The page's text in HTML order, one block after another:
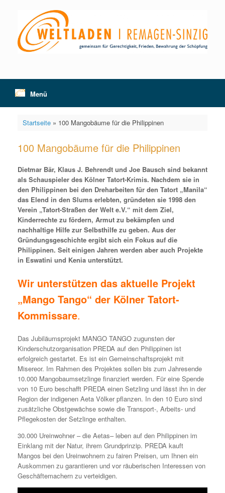
Menü
Startseite» 100 Mangobäume für die Philippinen
100 Mangobäume für die Philippinen
Dietmar Bär, Klaus J. Behrendt und Joe Bausch sind bekannt
als Schauspieler des Kölner Tatort-Krimis. Nachdem sie in
den Philippinen bei den Dreharbeiten für den Tatort „Manila“
das Elend in den Slums erlebten, gründeten sie 1998 den
Verein „Tatort-Straßen der Welt e.V.“ mit dem Ziel,
Kinderrechte zu fördern, Armut zu bekämpfen und
nachhaltige Hilfe zur Selbsthilfe zu geben. Aus der
Gründungsgeschichte ergibt sich ein Fokus auf die
Philippinen. Seit einigen Jahren werden aber auch Projekte
in Eswatini und Kenia unterstützt.
Wir unterstützen das aktuelle Projekt
„Mango Tango“ der Kölner Tatort-
Kommissare.
Das Jubiläumsprojekt MANGO TANGO zugunsten der
Kinderschutzorganisation PREDA auf den Philippinen ist
erfolgreich gestartet. Es ist ein Gemeinschaftsprojekt mit
Misereor. Im Rahmen des Projektes sollen bis zum Jahresende
10.000 Mangobaumsetzlinge finanziert werden. Für eine Spende
von 10 Euro beschafft PREDA einen Setzling und lässt ihn in der
Region der indigenen Aeta Völker pflanzen. In den 10 Euro sind
zusätzliche Obstgewächse sowie die Transport-, Arbeits- und
Pflegekosten der Setzlinge enthalten.
30.000 Ureinwohner – die Aetas– leben auf den Philippinen im
Einklang mit der Natur, ihrem Grundprinzip. PREDA kauft
Mangos bei den Ureinwohnern zu fairen Preisen, um Ihnen ein
Auskommen zu garantieren und vor räuberischen Interessen von
Geschäftemachern zu verteidigen.